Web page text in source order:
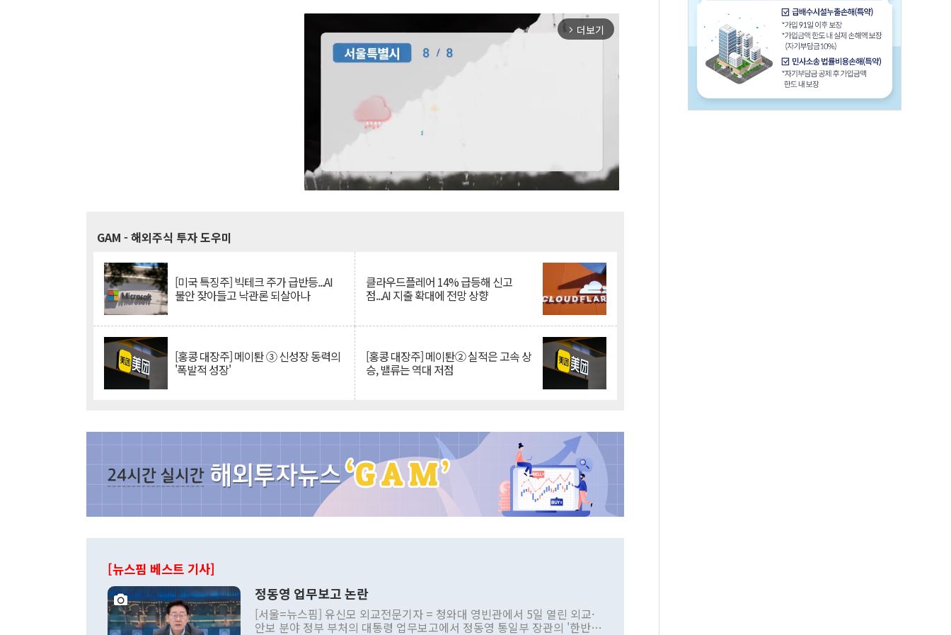
arrow_forward_ios 더보기
GAM - 해외주식 투자 도우미
[미국 특징주] 빅테크 주가 급반등...AI
불안 잦아들고 낙관론 되살아나
클라우드플레어 14% 급등해 신고
점...AI 지출 확대에 전망 상향
[홍콩 대장주] 메이퇀 ③ 신성장 동력의
'폭발적 성장'
[홍콩 대장주] 메이퇀② 실적은 고속 상
승, 밸류는 역대 저점
[뉴스핌 베스트 기사]
정동영 업무보고 논란
[서울=뉴스핌] 유신모 외교전문기자 = 청와대 영빈관에서 5일 열린 외교·
안보 분야 정부 부처의 대통령 업무보고에서 정동영 통일부 장관의 '한반도